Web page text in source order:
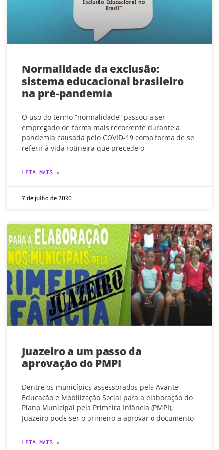
Normalidade da exclusão:
sistema educacional brasileiro
na pré-pandemia
O uso do termo “normalidade” passou a ser
empregado de forma mais recorrente durante a
pandemia causada pelo COVID-19 como forma de se
referir à vida rotineira que precede o
LEIA MAIS »
7 de julho de 2020
Juazeiro a um passo da
aprovação do PMPI
Dentre os municípios assessorados pela Avante –
Educação e Mobilização Social para a elaboração do
Plano Municipal pela Primeira Infância (PMPI),
Juazeiro pode ser o primeiro a aprovar o documento
LEIA MAIS »